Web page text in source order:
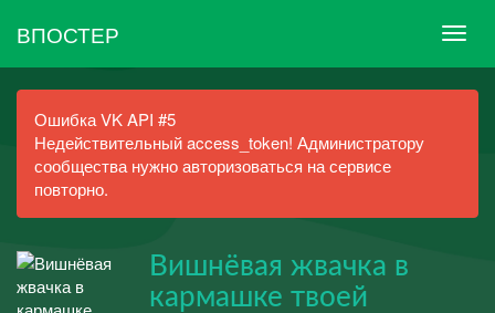
ВПОСТЕР
Ошибка VK API #5
Недействительный access_token! Администратору
сообщества нужно авторизоваться на сервисе
повторно.
Вишнёвая жвачка в
кармашке твоей